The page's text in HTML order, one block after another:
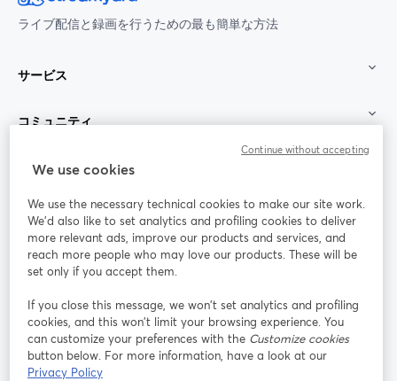
ライブ配信と録画を行うための最も簡単な方法
サービス
コミュニティ
StreamYard：
参加する
ライ
ンセ
ミナ
ー
Facebook
新しいタブで開く(Twitter)
YouTube
Instagram
新しいタブで開く
LinkedIn
新しいタブで開く
We use cookies
We use the necessary technical cookies to make our site work.
We'd also like to set analytics and profiling cookies to deliver
more relevant ads, improve our products and services, and
reach more people who may love our products. These will be
set only if you accept them.
If you close this message, we won’t set analytics and profiling
cookies, and this won’t limit your browsing experience. You
can customize your preferences with the Customize cookies
button below. For more information, have a look at our
Privacy Policy
Continue without accepting